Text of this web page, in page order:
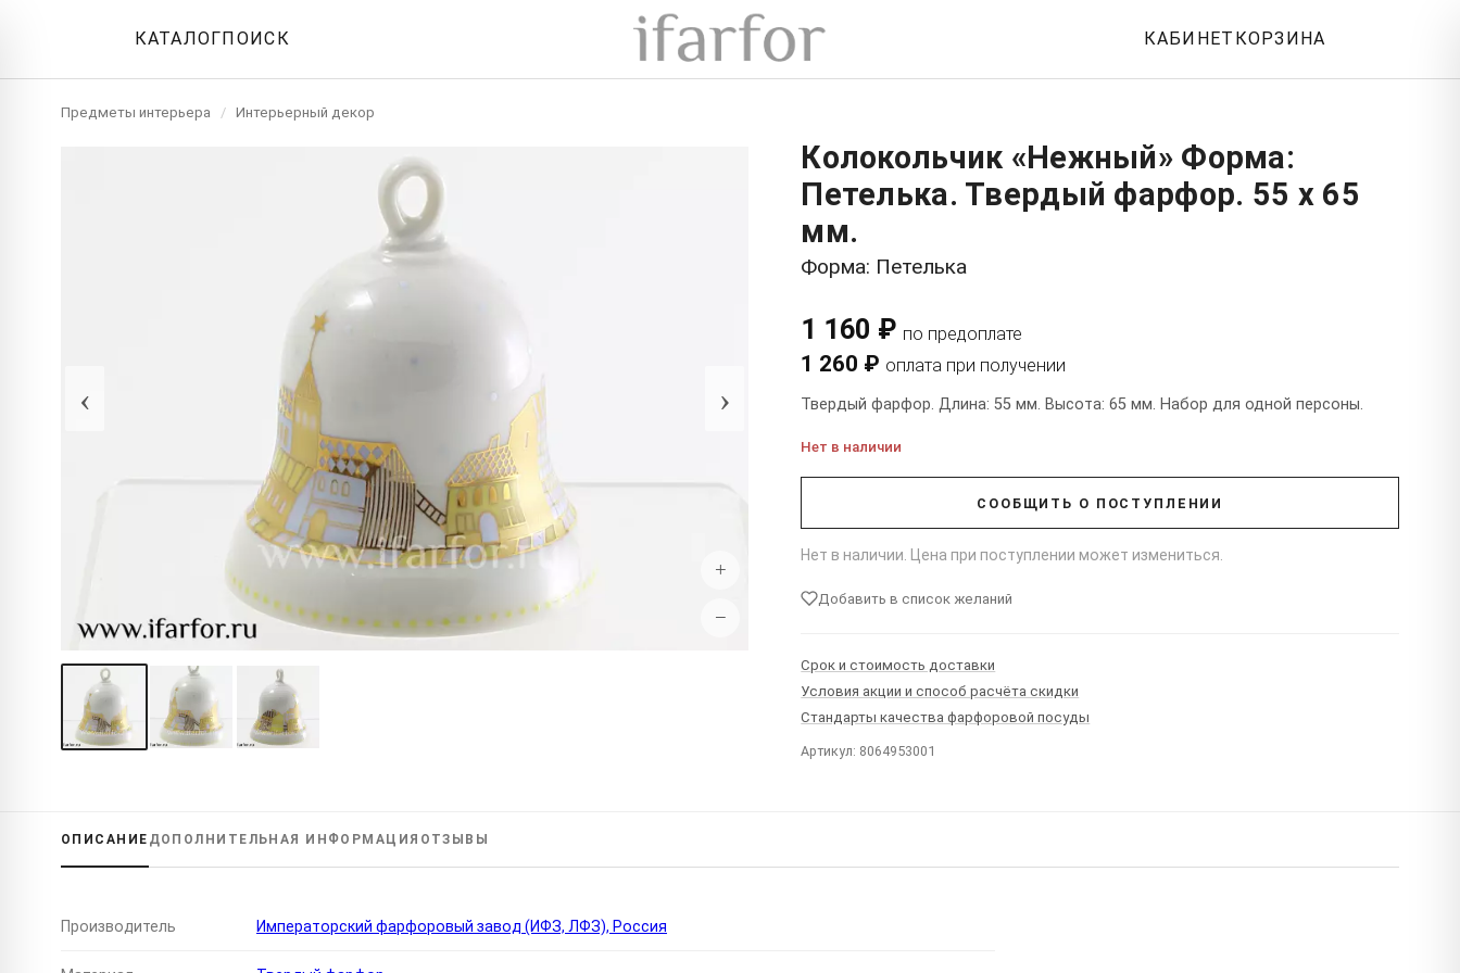
КАТАЛОГПОИСК КАБИНЕТ КОРЗИНА
Предметы интерьера / Интерьерный декор
‹ ›
+
−
Колокольчик «Нежный» Форма:
Петелька. Твердый фарфор. 55 x 65
мм.
Форма: Петелька
1 160 ₽ по предоплате
1 260 ₽ оплата при получении
Твердый фарфор. Длина: 55 мм. Высота: 65 мм. Набор для одной персоны.
Нет в наличии
СООБЩИТЬ О ПОСТУПЛЕНИИ
Нет в наличии. Цена при поступлении может измениться.
Добавить в список желаний
Срок и стоимость доставки
Условия акции и способ расчёта скидки
Стандарты качества фарфоровой посуды
Артикул: 8064953001
ОПИСАНИЕ ДОПОЛНИТЕЛЬНАЯ ИНФОРМАЦИЯ ОТЗЫВЫ
Производитель Императорский фарфоровый завод (ИФЗ, ЛФЗ), Россия